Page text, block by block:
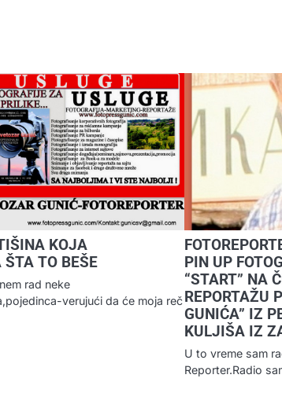
KOJA
TO BEŠE
rad neke
verujući da će moja reč
PIN UP
“START” NA
REPORTAŽU
GUNIĆA” IZ
KULJIŠA IZ
U to vreme sam
Reporter.Radio